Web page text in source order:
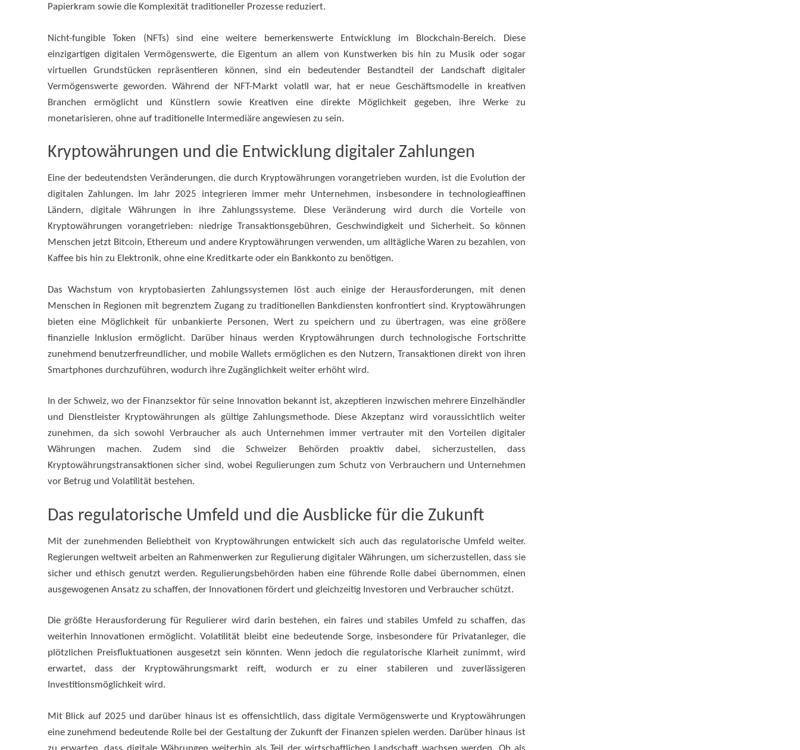
Papierkram sowie die Komplexität traditioneller Prozesse reduziert.
Nicht-fungible Token (NFTs) sind eine weitere bemerkenswerte Entwicklung im Blockchain-Bereich. Diese
einzigartigen digitalen Vermögenswerte, die Eigentum an allem von Kunstwerken bis hin zu Musik oder sogar
virtuellen Grundstücken repräsentieren können, sind ein bedeutender Bestandteil der Landschaft digitaler
Vermögenswerte geworden. Während der NFT-Markt volatil war, hat er neue Geschäftsmodelle in kreativen
Branchen ermöglicht und Künstlern sowie Kreativen eine direkte Möglichkeit gegeben, ihre Werke zu
monetarisieren, ohne auf traditionelle Intermediäre angewiesen zu sein.
Kryptowährungen und die Entwicklung digitaler Zahlungen
Eine der bedeutendsten Veränderungen, die durch Kryptowährungen vorangetrieben wurden, ist die Evolution der
digitalen Zahlungen. Im Jahr 2025 integrieren immer mehr Unternehmen, insbesondere in technologieaffinen
Ländern, digitale Währungen in ihre Zahlungssysteme. Diese Veränderung wird durch die Vorteile von
Kryptowährungen vorangetrieben: niedrige Transaktionsgebühren, Geschwindigkeit und Sicherheit. So können
Menschen jetzt Bitcoin, Ethereum und andere Kryptowährungen verwenden, um alltägliche Waren zu bezahlen, von
Kaffee bis hin zu Elektronik, ohne eine Kreditkarte oder ein Bankkonto zu benötigen.
Das Wachstum von kryptobasierten Zahlungssystemen löst auch einige der Herausforderungen, mit denen
Menschen in Regionen mit begrenztem Zugang zu traditionellen Bankdiensten konfrontiert sind. Kryptowährungen
bieten eine Möglichkeit für unbankierte Personen, Wert zu speichern und zu übertragen, was eine größere
finanzielle Inklusion ermöglicht. Darüber hinaus werden Kryptowährungen durch technologische Fortschritte
zunehmend benutzerfreundlicher, und mobile Wallets ermöglichen es den Nutzern, Transaktionen direkt von ihren
Smartphones durchzuführen, wodurch ihre Zugänglichkeit weiter erhöht wird.
In der Schweiz, wo der Finanzsektor für seine Innovation bekannt ist, akzeptieren inzwischen mehrere Einzelhändler
und Dienstleister Kryptowährungen als gültige Zahlungsmethode. Diese Akzeptanz wird voraussichtlich weiter
zunehmen, da sich sowohl Verbraucher als auch Unternehmen immer vertrauter mit den Vorteilen digitaler
Währungen machen. Zudem sind die Schweizer Behörden proaktiv dabei, sicherzustellen, dass
Kryptowährungstransaktionen sicher sind, wobei Regulierungen zum Schutz von Verbrauchern und Unternehmen
vor Betrug und Volatilität bestehen.
Das regulatorische Umfeld und die Ausblicke für die Zukunft
Mit der zunehmenden Beliebtheit von Kryptowährungen entwickelt sich auch das regulatorische Umfeld weiter.
Regierungen weltweit arbeiten an Rahmenwerken zur Regulierung digitaler Währungen, um sicherzustellen, dass sie
sicher und ethisch genutzt werden. Regulierungsbehörden haben eine führende Rolle dabei übernommen, einen
ausgewogenen Ansatz zu schaffen, der Innovationen fördert und gleichzeitig Investoren und Verbraucher schützt.
Die größte Herausforderung für Regulierer wird darin bestehen, ein faires und stabiles Umfeld zu schaffen, das
weiterhin Innovationen ermöglicht. Volatilität bleibt eine bedeutende Sorge, insbesondere für Privatanleger, die
plötzlichen Preisfluktuationen ausgesetzt sein könnten. Wenn jedoch die regulatorische Klarheit zunimmt, wird
erwartet, dass der Kryptowährungsmarkt reift, wodurch er zu einer stabileren und zuverlässigeren
Investitionsmöglichkeit wird.
Mit Blick auf 2025 und darüber hinaus ist es offensichtlich, dass digitale Vermögenswerte und Kryptowährungen
eine zunehmend bedeutende Rolle bei der Gestaltung der Zukunft der Finanzen spielen werden. Darüber hinaus ist